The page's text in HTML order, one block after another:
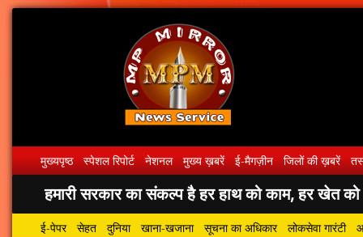
मुख्यपृष्ठ स्पेशल रिपोर्ट नेशनल मुख्य ख़बरें ई-मैगज़ीन जिलों की ख़बरें
हमारी सरकार का संकल्प है हर हाथ को काम, हर खेत को
ई-पेपर सेहत दुनिया खाना-खजाना सूचना का अधिकार लोकसेवा गारंटी